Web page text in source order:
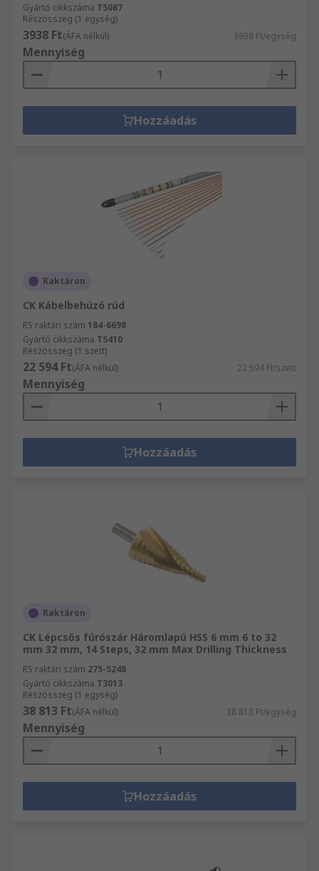
Gyártó cikkszáma T5087
Részösszeg (1 egység)
3938 Ft(ÁFA nélkül) 3938 Ft/egység
Mennyiség
Hozzáadás
Raktáron
CK Kábelbehúzó rúd
RS raktári szám 184-6698
Gyártó cikkszáma T5410
Részösszeg (1 szett)
22 594 Ft(ÁFA nélkül) 22 594 Ft/szett
Mennyiség
Hozzáadás
Raktáron
CK Lépcsős fúrószár Háromlapú HSS 6 mm 6 to 32
mm 32 mm, 14 Steps, 32 mm Max Drilling Thickness
RS raktári szám 275-5248
Gyártó cikkszáma T3013
Részösszeg (1 egység)
38 813 Ft(ÁFA nélkül) 38 813 Ft/egység
Mennyiség
Hozzáadás